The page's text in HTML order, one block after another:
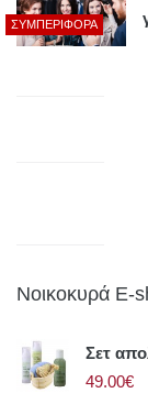
ΣΥΜΠΕΡΙΦΟΡΆ
Νοικοκυρά E-
Σετ
49.00€